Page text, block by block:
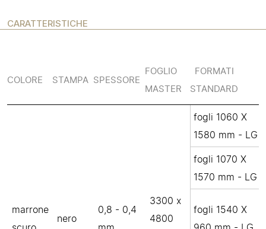
CARATTERISTICHE
COLORE STAMPA SPESSORE
FOGLIO
MASTER
FORMATI
STANDARD
fogli 1060 X
1580 mm - LG
fogli 1070 X
1570 mm - LG
marrone
nero
0,8 - 0,4
3300 x
4800
fogli 1540 X